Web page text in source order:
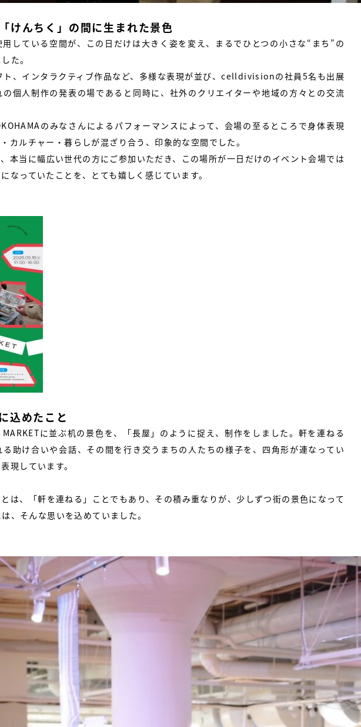
けんちく」の間に生まれた景色
している空間が、この日だけは大きく姿を変え、まるでひとつの小さな“まち”の
た。
、インタラクティブ作品など、多様な表現が並び、celldivisionの社員5名も出展
個人制作の発表の場であると同時に、社外のクリエイターや地域の方々との交流
のみなさんによるパフォーマンスによって、会場の至るところで身体表現
カルチャー・暮らしが混ざり合う、印象的な空間でした。
本当に幅広い世代の方にご参加いただき、この場所が一日だけのイベント会場では
なっていたことを、とても嬉しく感じています。
込めたこと
に並ぶ机の景色を、「長屋」のように捉え、制作をしました。軒を連ねる
助け合いや会話、その間を行き交うまちの人たちの様子を、四角形が連なってい
現しています。
とは、「軒を連ねる」ことでもあり、その積み重なりが、少しずつ街の景色になって
、そんな思いを込めていました。